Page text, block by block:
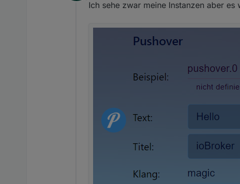
Offline
Ich sehe zwar meine Instanzen aber